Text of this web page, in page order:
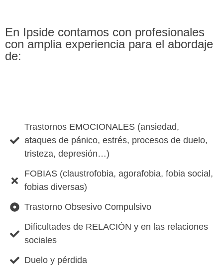
En Ipside contamos con profesionales
con amplia experiencia para el abordaje
de:
Trastornos EMOCIONALES (ansiedad,
ataques de pánico, estrés, procesos de duelo,
tristeza, depresión…)
FOBIAS (claustrofobia, agorafobia, fobia social,
fobias diversas)
Trastorno Obsesivo Compulsivo
Dificultades de RELACIÓN y en las relaciones
sociales
Duelo y pérdida